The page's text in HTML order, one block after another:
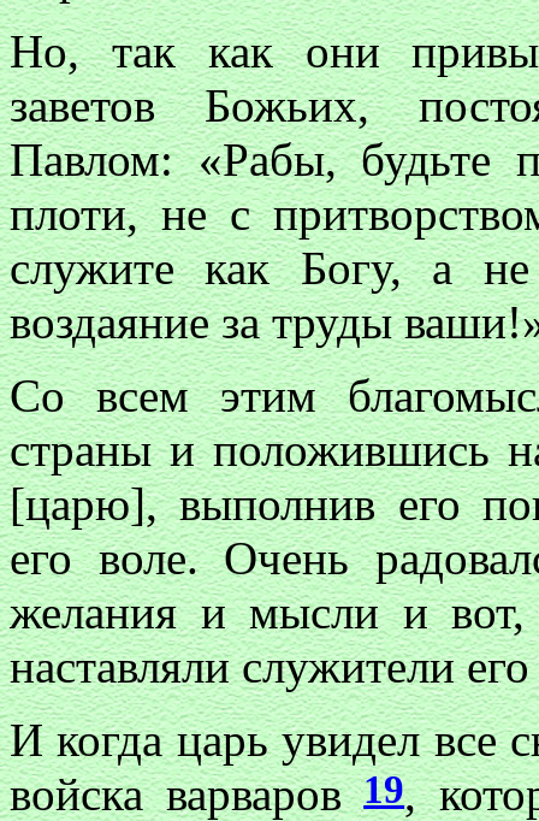
Но, так как они
заветов Божьих,
Павлом: «Рабы, будьте
плоти, не с
служите как Богу, а
воздаяние за труды
Со всем этим
страны и положившись
[царю], выполнив его
его воле. Очень
желания и мысли и
наставляли служители
И когда царь увидел все
войска варваров19,